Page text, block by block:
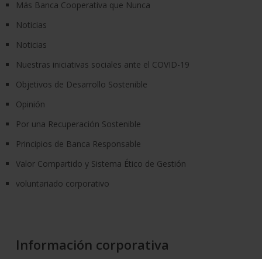
Más Banca Cooperativa que Nunca
Noticias
Noticias
Nuestras iniciativas sociales ante el COVID-19
Objetivos de Desarrollo Sostenible
Opinión
Por una Recuperación Sostenible
Principios de Banca Responsable
Valor Compartido y Sistema Ético de Gestión
voluntariado corporativo
Información corporativa